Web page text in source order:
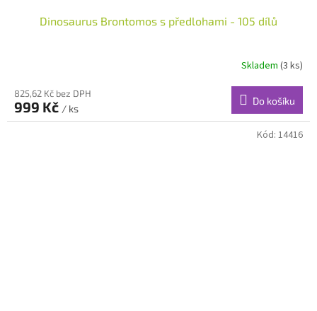
Dinosaurus Brontomos s předlohami - 105 dílů
Skladem (3 ks)
825,62 Kč bez DPH
999 Kč / ks
Do košíku
Kód: 14416